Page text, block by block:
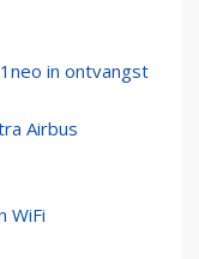
in ontvangst
Airbus
WiFi